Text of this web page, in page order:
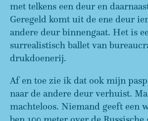
met telkens een deur en
Geregeld komt uit de ene deur
andere deur binnengaat. Het is
surrealistisch ballet van
drukdoenerij.
Af en toe zie ik dat ook mijn
naar de andere deur verhuist.
machteloos. Niemand geeft een